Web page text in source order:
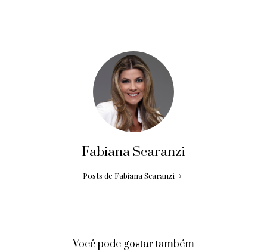
Fabiana Scaranzi
Posts de Fabiana Scaranzi
Você pode gostar também